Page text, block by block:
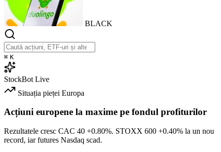
BLACK
⌘ K
StockBot Live
Situația pieței Europa
Acțiuni europene la maxime pe fondul profiturilor
Rezultatele cresc CAC 40 +0.80%. STOXX 600 +0.40% la un nou
record, iar futures Nasdaq scad.